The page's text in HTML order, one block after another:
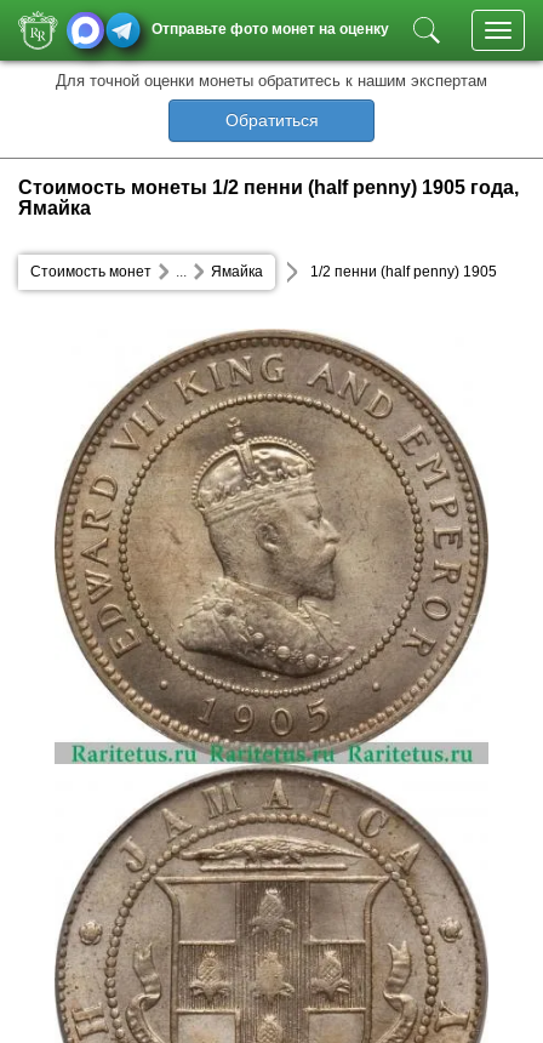
Отправьте фото монет на оценку
Для точной оценки монеты обратитесь к нашим экспертам
Обратиться
Стоимость монеты 1/2 пенни (half penny) 1905 года,
Ямайка
Стоимость монет Ямайка
... 1/2 пенни (half penny) 1905